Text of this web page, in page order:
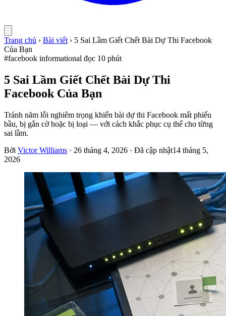
Trang chủ › Bài viết › 5 Sai Lầm Giết Chết Bài Dự Thi Facebook
Của Bạn
#facebook informational đọc 10 phút
5 Sai Lầm Giết Chết Bài Dự Thi
Facebook Của Bạn
Tránh năm lỗi nghiêm trọng khiến bài dự thi Facebook mất phiếu
bầu, bị gắn cờ hoặc bị loại — với cách khắc phục cụ thể cho từng
sai lầm.
Bởi Victor Williams · 26 tháng 4, 2026 · Đã cập nhật14 tháng 5,
2026